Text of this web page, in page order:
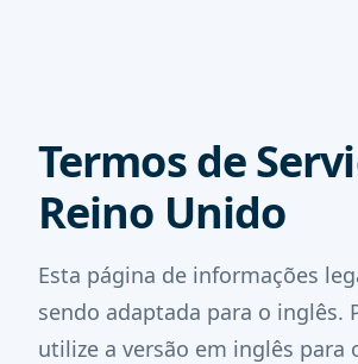
Termos de
Reino Unido
Esta página de informações
sendo adaptada para o inglês.
utilize a versão em inglês para